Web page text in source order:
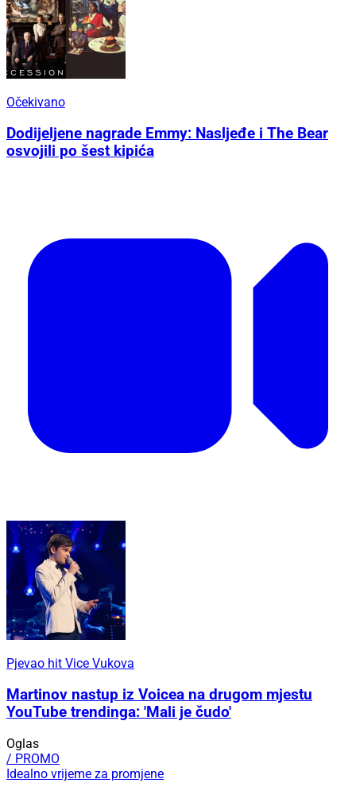
Očekivano
Dodijeljene nagrade Emmy: Nasljeđe i The Bear
osvojili po šest kipića
Pjevao hit Vice Vukova
Martinov nastup iz Voicea na drugom mjestu
YouTube trendinga: 'Mali je čudo'
Oglas
/ PROMO
Idealno vrijeme za promjene